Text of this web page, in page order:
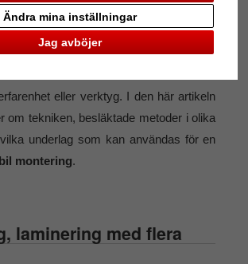
Jag avböjer
Ändra mina inställningar
eller en lätt, tjockare skiva? Det ger
som bland annatbättre stabilitet och
. Med hjälp av våra anvisningar
eller verktyg. I den här artikeln
om tekniken, besläktade metoder i olika
underlag som kan användas för en
montering.
laminering med flera